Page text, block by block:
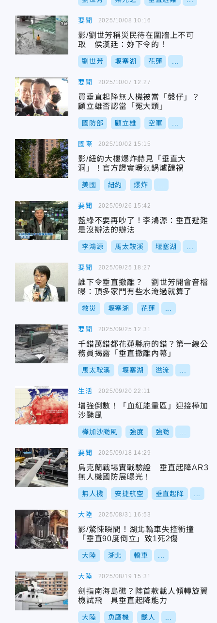
要聞
影/劉世芳稱災民待在圍牆上不可
取 侯漢廷：妳下令的！
劉世芳 堰塞湖 花蓮
2025/10/08 10:16
要聞
買垂直起降無人機被當「盤仔」？
顧立雄否認當「冤大頭」
國防部 顧立雄 空軍
2025/10/07 12:27
國際
影/紐約大樓爆炸赫見「垂直大
洞」！官方證實暖氣鍋爐釀禍
美國 紐約 爆炸
2025/10/02 15:15
要聞
藍綠不要再吵了！李鴻源：垂直避難
是沒辦法的辦法
李鴻源 馬太鞍溪 堰塞湖
2025/09/26 15:42
要聞
誰下令垂直撤離？ 劉世芳開會音檔
曝：頂多家門有些水淹過就算了
救災 堰塞湖 花蓮
2025/09/25 18:27
要聞
千錯萬錯都花蓮縣府的錯？第一線公
務員揭露「垂直撤離內幕」
馬太鞍溪 堰塞湖 溢流
2025/09/25 12:31
生活
增強倒數！「血紅能量區」迎接樺加
沙颱風
樺加沙颱風 強度 強颱
2025/09/20 22:11
要聞
烏克蘭戰場實戰驗證 垂直起降AR3
無人機國防展曝光！
無人機 安捷航空 垂直起降
2025/09/18 14:29
大陸
影/驚悚瞬間！湖北轎車失控衝撞
「垂直90度倒立」致1死2傷
大陸 湖北 轎車
2025/08/31 16:53
大陸
劍指南海島礁？陸首款載人傾轉旋翼
機試飛 具垂直起降能力
大陸 魚鷹機 載人
2025/08/19 15:31